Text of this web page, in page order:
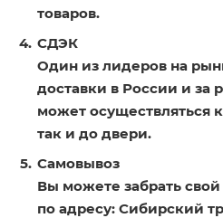
товаров.
СДЭК
Один из лидеров на
доставки в России и за
может осуществляться
так и до двери.
Самовывоз
Вы можете забрать свой
по адресу: Сибирский